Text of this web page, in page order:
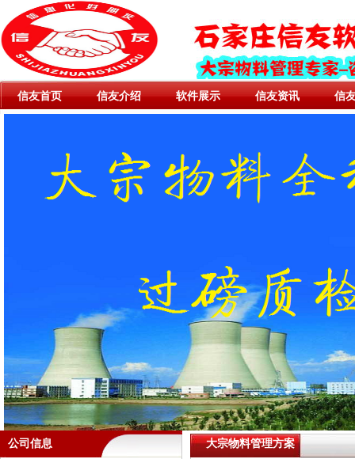
信友首页 信友介绍 软件展示 信友资讯 信
公司信息 大宗物料管理方案